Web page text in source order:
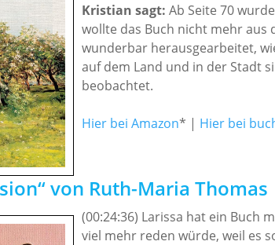
Kristian sagt: Ab Seite 70
wollte das Buch nicht mehr aus
wunderbar herausgearbeitet,
auf dem Land und in der Stadt
beobachtet.
Hier bei Amazon* | Hier bei
von Ruth-Maria Thomas
(00:24:36) Larissa hat ein Buch
viel mehr reden würde, weil es